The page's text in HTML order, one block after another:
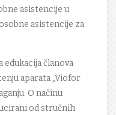
asistencije u
asistencije za
edukacija članova
aparata „Viofor
O načinu
od stručnih